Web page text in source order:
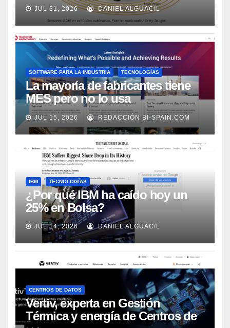
Market Watch
JUL 31, 2026 DANIEL ALGUACIL
SOFTWARE PARA LA INDUSTRIA TECNOLOGÍAS
La mayoría de fabricantes tiene
MES pero no lo usa
adecuadamente, según Rockwell
Automation
JUL 15, 2026 REDACCIÓN BI-SPAIN.COM
IBM TECNOLOGÍAS
¿Por qué IBM ha caído hoy un
25% en Bolsa?
JUL 14, 2026 DANIEL ALGUACIL
CENTROS DE DATOS
Vertiv, experta en Gestión
Térmica y energía de Centros de